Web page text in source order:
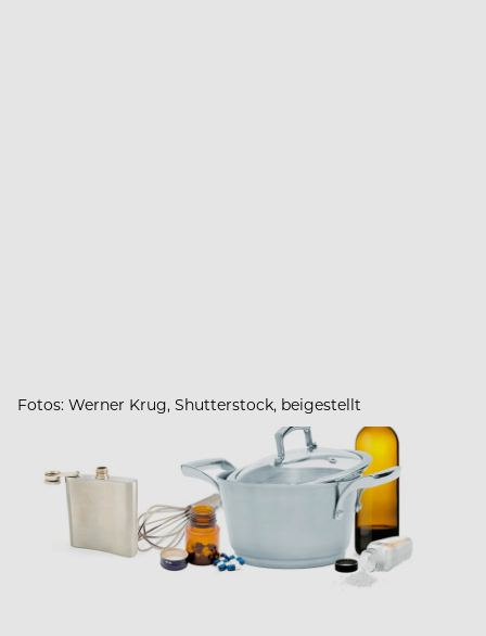
Fotos: Werner Krug, Shutterstock, beigestellt